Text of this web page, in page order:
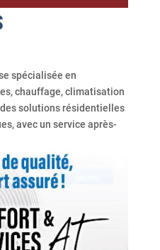
spécialisée en
chauffage, climatisation
solutions résidentielles
avec un service après-